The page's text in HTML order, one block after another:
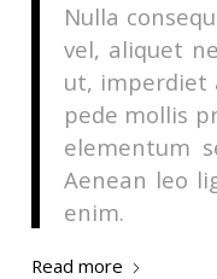
Nulla
vel, aliquet
ut, imperdiet
pede mollis
elementum
Aenean leo
enim.
Read more